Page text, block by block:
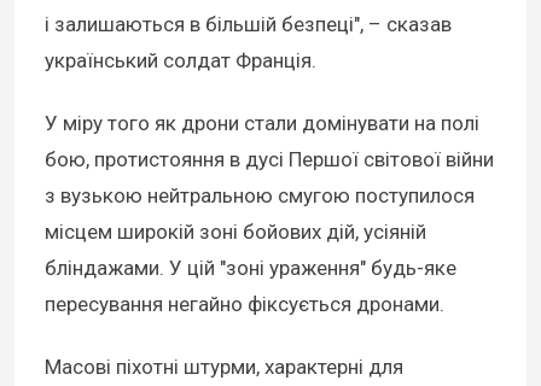
і залишаються в більшій безпеці", – сказав
український солдат Франція.
У міру того як дрони стали домінувати на полі
бою, протистояння в дусі Першої світової війни
з вузькою нейтральною смугою поступилося
місцем широкій зоні бойових дій, усіяній
бліндажами. У цій "зоні ураження" будь-яке
пересування негайно фіксується дронами.
Масові піхотні штурми, характерні для